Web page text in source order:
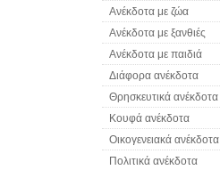
Ανέκδοτα με ζώα
Ανέκδοτα με ξανθιές
Ανέκδοτα με παιδιά
Διάφορα ανέκδοτα
Θρησκευτικά ανέκδοτα
Κουφά ανέκδοτα
Οικογενειακά ανέκδοτα
Πολιτικά ανέκδοτα